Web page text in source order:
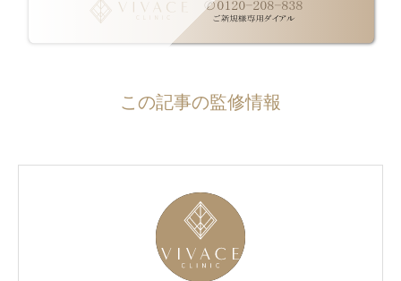
この記事の監修情報